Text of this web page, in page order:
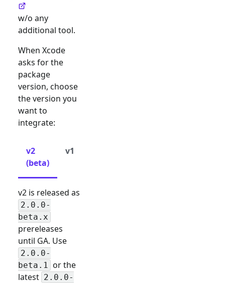
w/o any
additional tool.
When Xcode
asks for the
package
version, choose
the version you
want to
integrate:
v2
(beta)
v1
v2 is released as
2.0.0-
beta.x
prereleases
until GA. Use
2.0.0-
beta.1 or the
latest 2.0.0-